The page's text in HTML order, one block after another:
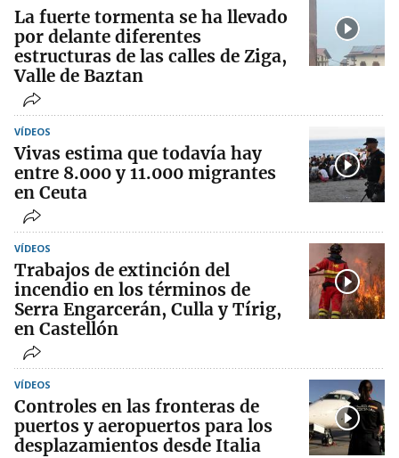
La fuerte tormenta se ha llevado
por delante diferentes
estructuras de las calles de Ziga,
Valle de Baztan
VÍDEOS
Vivas estima que todavía hay
entre 8.000 y 11.000 migrantes
en Ceuta
VÍDEOS
Trabajos de extinción del
incendio en los términos de
Serra Engarcerán, Culla y Tírig,
en Castellón
VÍDEOS
Controles en las fronteras de
puertos y aeropuertos para los
desplazamientos desde Italia